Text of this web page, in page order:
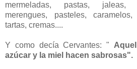
mermeladas, pastas, jaleas,
merengues, pasteles,
tartas, cremas....
Y como decía Cervantes: "
azúcar y la miel hacen sabrosas".